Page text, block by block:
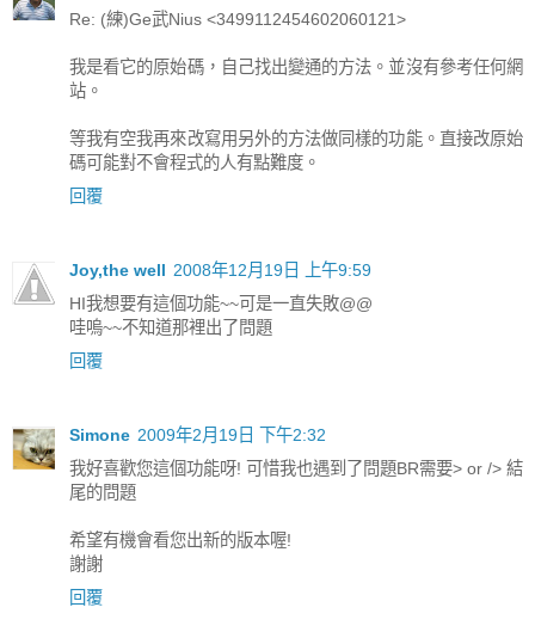
Re: (練)Ge武Nius <3499112454602060121>
我是看它的原始碼，自己找出變通的方法。並沒有參考任何網
站。
等我有空我再來改寫用另外的方法做同樣的功能。直接改原始
碼可能對不會程式的人有點難度。
回覆
Joy,the well 2008年12月19日 上午9:59
HI我想要有這個功能~~可是一直失敗@@
哇嗚~~不知道那裡出了問題
回覆
Simone 2009年2月19日 下午2:32
我好喜歡您這個功能呀! 可惜我也遇到了問題BR需要> or /> 結
尾的問題
希望有機會看您出新的版本喔!
謝謝
回覆